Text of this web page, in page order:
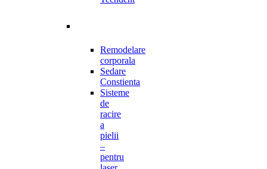
Remodelare
corporala
Sedare
Constienta
Sisteme
de
racire
a
pielii
–
pentru